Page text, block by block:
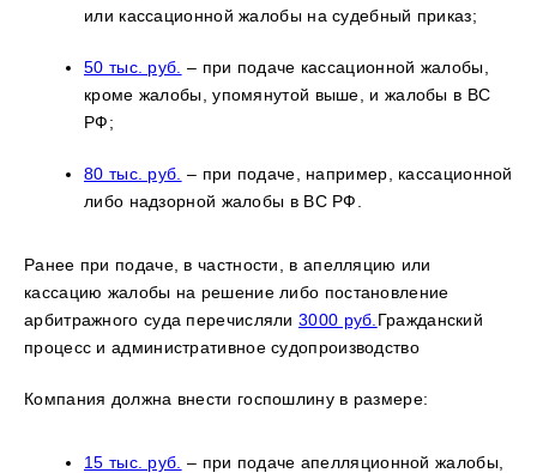
или кассационной жалобы на судебный приказ;
50 тыс. руб. – при подаче кассационной жалобы,
кроме жалобы, упомянутой выше, и жалобы в ВС
РФ;
80 тыс. руб. – при подаче, например, кассационной
либо надзорной жалобы в ВС РФ.
Ранее при подаче, в частности, в апелляцию или
кассацию жалобы на решение либо постановление
арбитражного суда перечисляли3000 руб. Гражданский
процесс и административное судопроизводство
Компания должна внести госпошлину в размере:
15 тыс. руб. – при подаче апелляционной жалобы,